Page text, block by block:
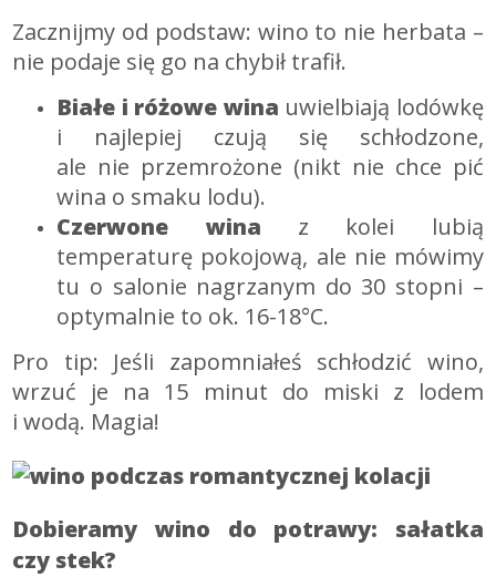
Zacznijmy od podstaw: wino to nie herbata –
nie podaje się go na chybił trafił.
Białe i różowe wina uwielbiają lodówkę
i najlepiej czują się schłodzone,
ale nie przemrożone (nikt nie chce pić
wina o smaku lodu).
Czerwone wina z kolei lubią
temperaturę pokojową, ale nie mówimy
tu o salonie nagrzanym do 30 stopni –
optymalnie to ok. 16-18°C.
Pro tip: Jeśli zapomniałeś schłodzić wino,
wrzuć je na 15 minut do miski z lodem
i wodą. Magia!
Dobieramy wino do potrawy: sałatka
czy stek?